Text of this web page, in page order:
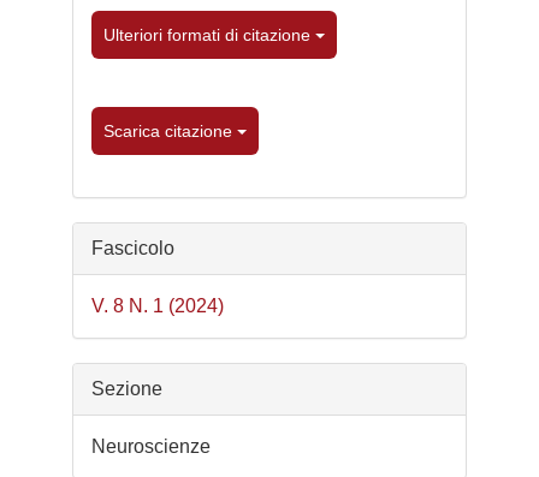
Ulteriori formati di citazione
Scarica citazione
Fascicolo
V. 8 N. 1 (2024)
Sezione
Neuroscienze